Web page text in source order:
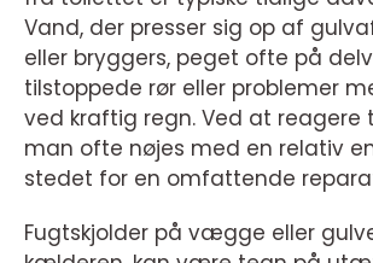
Vand, der presser sig op af
eller bryggers, peget ofte på
tilstoppede rør eller problemer
ved kraftig regn. Ved at reagere
man ofte nøjes med en relativ
stedet for en omfattende
Fugtskjolder på vægge eller